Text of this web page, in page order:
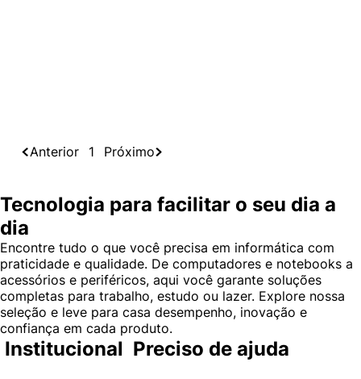
Anterior 1 Próximo
Tecnologia para facilitar o seu dia a
dia
Encontre tudo o que você precisa em informática com
praticidade e qualidade. De computadores e notebooks a
acessórios e periféricos, aqui você garante soluções
completas para trabalho, estudo ou lazer. Explore nossa
seleção e leve para casa desempenho, inovação e
confiança em cada produto.
Institucional Preciso de ajuda